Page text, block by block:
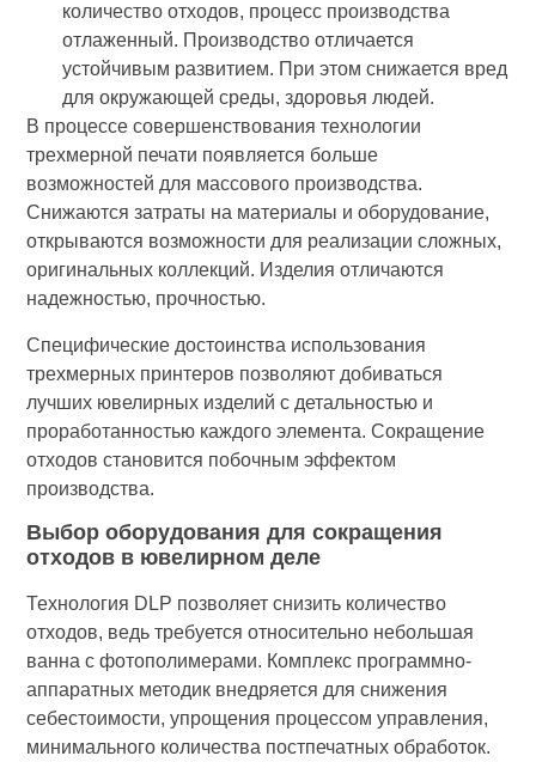
количество отходов, процесс производства
отлаженный. Производство отличается
устойчивым развитием. При этом снижается вред
для окружающей среды, здоровья людей.
В процессе совершенствования технологии
трехмерной печати появляется больше
возможностей для массового производства.
Снижаются затраты на материалы и оборудование,
открываются возможности для реализации сложных,
оригинальных коллекций. Изделия отличаются
надежностью, прочностью.
Специфические достоинства использования
трехмерных принтеров позволяют добиваться
лучших ювелирных изделий с детальностью и
проработанностью каждого элемента. Сокращение
отходов становится побочным эффектом
производства.
Выбор оборудования для сокращения
отходов в ювелирном деле
Технология DLP позволяет снизить количество
отходов, ведь требуется относительно небольшая
ванна с фотополимерами. Комплекс программно-
аппаратных методик внедряется для снижения
себестоимости, упрощения процессом управления,
минимального количества постпечатных обработок.